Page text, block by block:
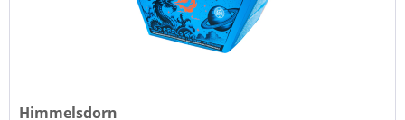
Himmelsdorn